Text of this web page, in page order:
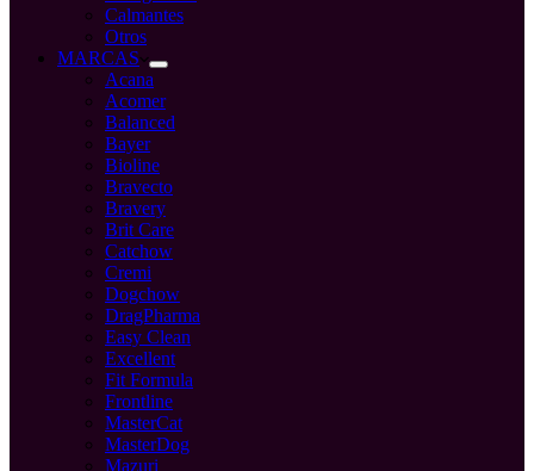
Calmantes
Otros
MARCAS
Acana
Acomer
Balanced
Bayer
Bioline
Bravecto
Bravery
Brit Care
Catchow
Cremi
Dogchow
DragPharma
Easy Clean
Excellent
Fit Formula
Frontline
MasterCat
MasterDog
Mazuri